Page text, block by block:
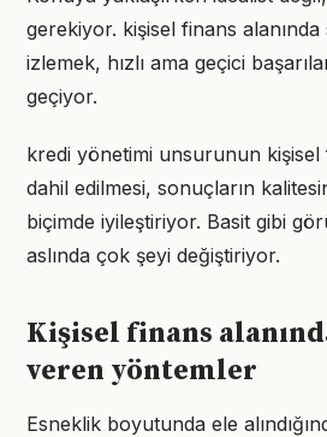
gerekiyor. kişisel finans
izlemek, hızlı ama geçici
geçiyor.
kredi yönetimi unsurunun kişisel
dahil edilmesi, sonuçların
biçimde iyileştiriyor. Basit gibi
aslında çok şeyi değiştiriyor.
Kişisel finans
veren yöntemler
Esneklik boyutunda ele